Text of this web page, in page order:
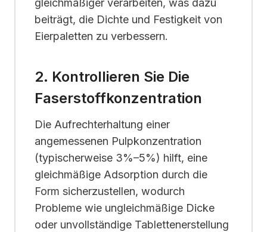
gleichmäßiger verarbeiten, was dazu
beiträgt, die Dichte und Festigkeit von
Eierpaletten zu verbessern.
2. Kontrollieren Sie Die
Faserstoffkonzentration
Die Aufrechterhaltung einer
angemessenen Pulpkonzentration
(typischerweise 3%–5%) hilft, eine
gleichmäßige Adsorption durch die
Form sicherzustellen, wodurch
Probleme wie ungleichmäßige Dicke
oder unvollständige Tablettenerstellung